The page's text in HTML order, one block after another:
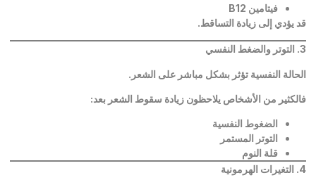
فيتامين
قد يؤدي إلى زيادة التساقط.
3. التوتر والضغط النفسي
الحالة النفسية تؤثر بشكل مباشر على الشعر .
فالكثير من الأشخاص يلاحظون زيادة سقوط الشعر بعد:
الضغوط النفسية
التوتر المستمر
قلة النوم
4.
التغيرات الهرمونية